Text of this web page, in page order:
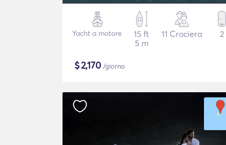
Yacht a motore
15 ft
5 m
11 Crociera 2
$2,170 /giorno